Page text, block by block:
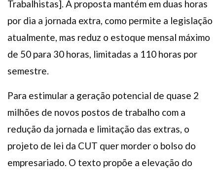
Trabalhistas]. A proposta mantém em duas horas
por dia a jornada extra, como permite a legislação
atualmente, mas reduz o estoque mensal máximo
de 50 para 30 horas, limitadas a 110 horas por
semestre.
Para estimular a geração potencial de quase 2
milhões de novos postos de trabalho com a
redução da jornada e limitação das extras, o
projeto de lei da CUT quer morder o bolso do
empresariado. O texto propõe a elevação do